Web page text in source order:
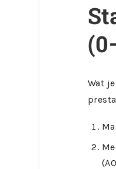
Wat